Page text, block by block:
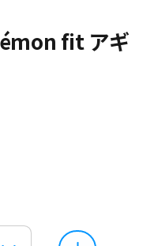
fit アギ